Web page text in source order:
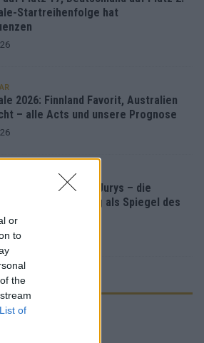
or
to
the
of
Startreihenfolge hat
2026: Finnland Favorit, Australien
– alle Acts und unsere Prognose
Points“, Televoting, Jurys – die
der ESC-Wertung als Spiegel des